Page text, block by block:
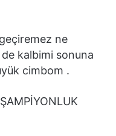
ne
de kalbimi sonuna
cimbom .